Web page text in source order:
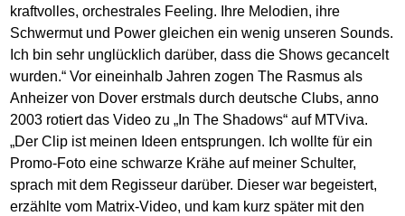
kraftvolles, orchestrales Feeling. Ihre Melodien, ihre
Schwermut und Power gleichen ein wenig unseren Sounds.
Ich bin sehr unglücklich darüber, dass die Shows gecancelt
wurden.“ Vor eineinhalb Jahren zogen The Rasmus als
Anheizer von Dover erstmals durch deutsche Clubs, anno
2003 rotiert das Video zu „In The Shadows“ auf MTViva.
„Der Clip ist meinen Ideen entsprungen. Ich wollte für ein
Promo-Foto eine schwarze Krähe auf meiner Schulter,
sprach mit dem Regisseur darüber. Dieser war begeistert,
erzählte vom Matrix-Video, und kam kurz später mit den